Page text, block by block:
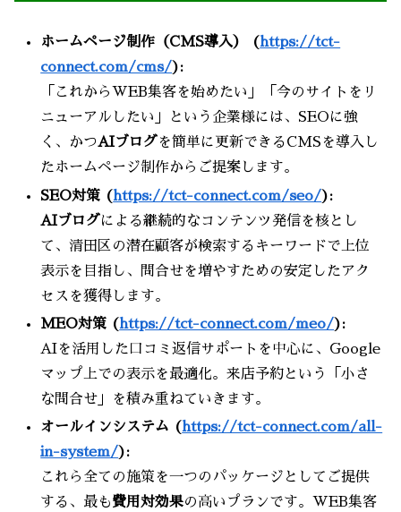
ホームページ制作（CMS導入） (https://tct-
connect.com/cms/):
「これからWEB集客を始めたい」「今のサイトをリ
ニューアルしたい」という企業様には、SEOに強
く、かつAIブログ を簡単に更新できるCMSを導入し
たホームページ制作からご提案します。
SEO対策 (https://tct-connect.com/seo/):
AIブログ による継続的なコンテンツ発信を核とし
て、清田区の潜在顧客が検索するキーワードで上位
表示を目指し、問合せを増やすための安定したアク
セスを獲得します。
MEO対策 (https://tct-connect.com/meo/):
AIを活用した口コミ返信サポートを中心に、Google
マップ上での表示を最適化。来店予約という「小さ
な問合せ」を積み重ねていきます。
オールインシステム (https://tct-connect.com/all-
in-system/):
これら全ての施策を一つのパッケージとしてご提供
する、最も費用対効果の高いプランです。WEB集客